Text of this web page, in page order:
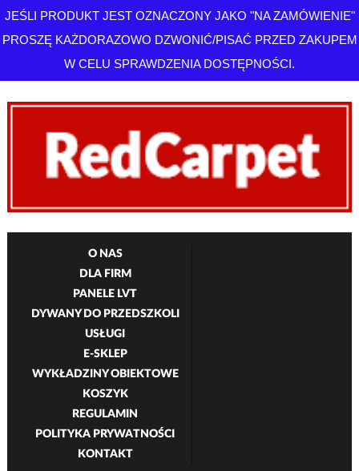
JEŚLI PRODUKT JEST OZNACZONY JAKO "NA ZAMÓWIENIE"
PROSZĘ KAŻDORAZOWO DZWONIĆ/PISAĆ PRZED ZAKUPEM
W CELU SPRAWDZENIA DOSTĘPNOŚCI.
O NAS
DLA FIRM
PANELE LVT
DYWANY DO PRZEDSZKOLI
USŁUGI
E-SKLEP
WYKŁADZINY OBIEKTOWE
KOSZYK
REGULAMIN
POLITYKA PRYWATNOŚCI
KONTAKT